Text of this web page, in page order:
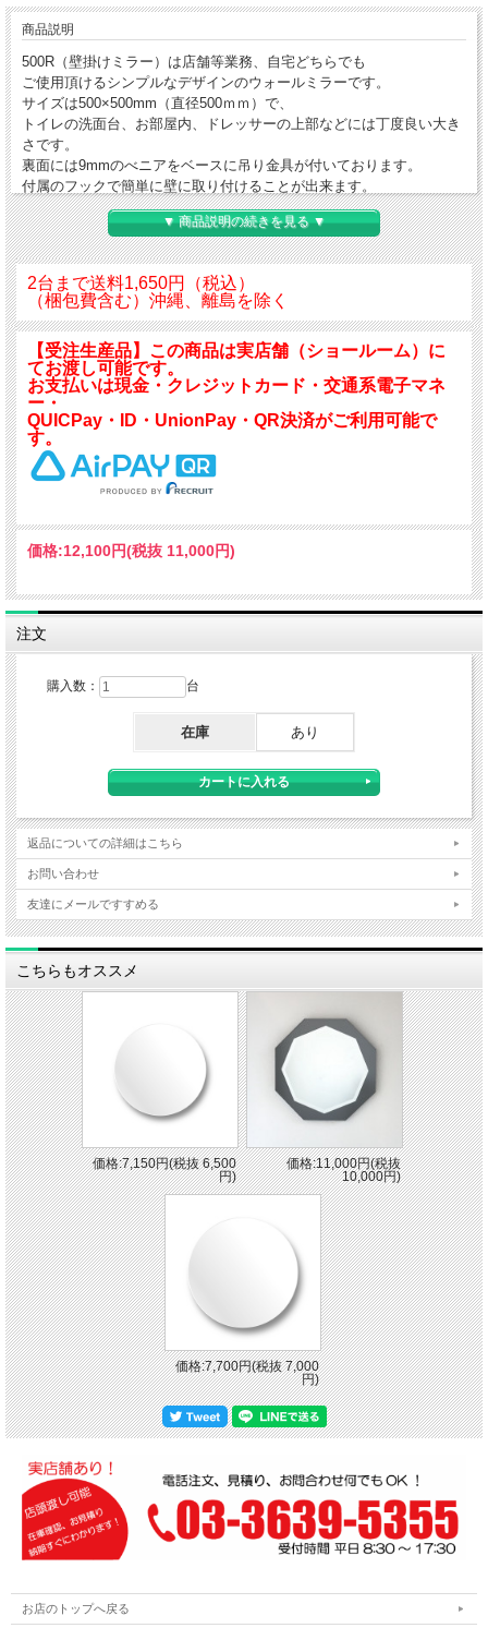
商品説明
500R（壁掛けミラー）は店舗等業務、自宅どちらでも
ご使用頂けるシンプルなデザインのウォールミラーです。
サイズは500×500mm（直径500ｍｍ）で、
トイレの洗面台、お部屋内、ドレッサーの上部などには丁度良い大き
さです。
裏面には9mmのべニアをベースに吊り金具が付いております。
付属のフックで簡単に壁に取り付けることが出来ます。
セントラル硝子製ミエミラーの5mm厚ミラーを使用しており、
クリアーで深みのある映像を映し出します。
本体サイズ：H500×W500×D15
ミラーサイズ：H500×W500×T5
裏面：9mmべニア・吊り金具
付属品：ビス1本 石膏ボード用フック1セット
重さ 2000g（2kg）
サイズオーダー出来ます。お問い合わせください。
▼ 商品説明の続きを見る ▼
2台まで送料1,650円（税込）
（梱包費含む）沖縄、離島を除く
【受注生産品】この商品は実店舗（ショールーム）に
てお渡し可能です。
お支払いは現金・クレジットカード・交通系電子マネ
ー・
QUICPay・ID・UnionPay・QR決済がご利用可能で
す。
価格:12,100円(税抜 11,000円)
注文
購入数： 台
在庫 あり
返品についての詳細はこちら
お問い合わせ
友達にメールですすめる
こちらもオススメ
価格:7,150円(税抜 6,500
円)
価格:11,000円(税抜
10,000円)
価格:7,700円(税抜 7,000
円)
お店のトップへ戻る